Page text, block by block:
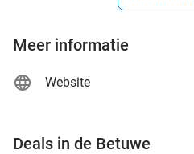
Meer informatie
Website
Deals in de Betuwe